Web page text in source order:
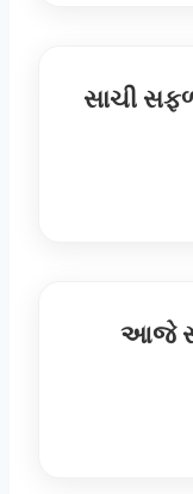
સાચી
આજે